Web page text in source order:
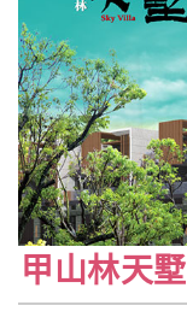
甲山林天墅